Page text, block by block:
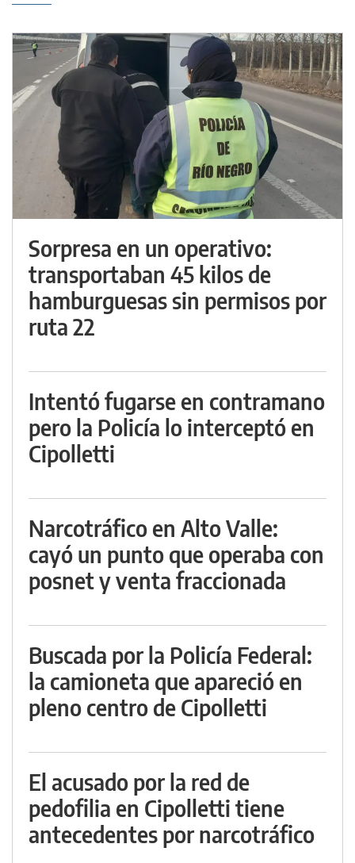
Sorpresa en un operativo:
transportaban 45 kilos de
hamburguesas sin permisos por
ruta 22
Intentó fugarse en contramano
pero la Policía lo interceptó en
Cipolletti
Narcotráfico en Alto Valle:
cayó un punto que operaba con
posnet y venta fraccionada
Buscada por la Policía Federal:
la camioneta que apareció en
pleno centro de Cipolletti
El acusado por la red de
pedofilia en Cipolletti tiene
antecedentes por narcotráfico